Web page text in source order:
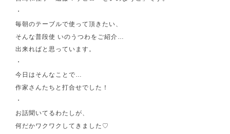
・
毎朝のテーブルで使って頂きたい、
そんな普段使 いのうつわをご紹介…
出来ればと思っています。
・
今日はそんなことで…
作家さんたちと打合せでした！
・
お話聞いてるわたしが、
何だかワクワクしてきました♡